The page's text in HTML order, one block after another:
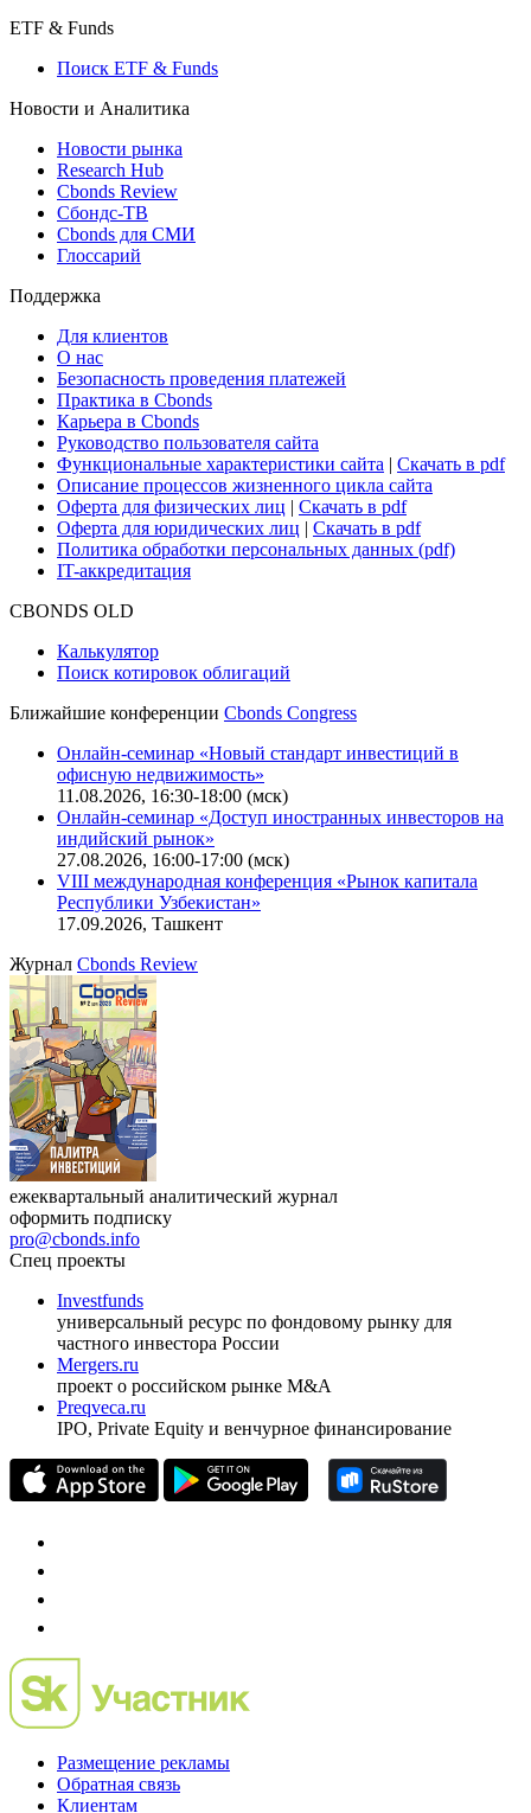
ETF & Funds
Поиск ETF & Funds
Новости и Аналитика
Новости рынка
Research Hub
Cbonds Review
Сбондс-ТВ
Cbonds для СМИ
Глоссарий
Поддержка
Для клиентов
О нас
Безопасность проведения платежей
Практика в Cbonds
Карьера в Cbonds
Руководство пользователя сайта
Функциональные характеристики сайта | Скачать в pdf
Описание процессов жизненного цикла сайта
Оферта для физических лиц | Скачать в pdf
Оферта для юридических лиц | Скачать в pdf
Политика обработки персональных данных (pdf)
IT-аккредитация
CBONDS OLD
Калькулятор
Поиск котировок облигаций
Ближайшие конференции Cbonds Congress
Онлайн-семинар «Новый стандарт инвестиций в
офисную недвижимость»
11.08.2026, 16:30-18:00 (мск)
Онлайн-семинар «Доступ иностранных инвесторов на
индийский рынок»
27.08.2026, 16:00-17:00 (мск)
VIII международная конференция «Рынок капитала
Республики Узбекистан»
17.09.2026, Ташкент
Журнал Cbonds Review
ежеквартальный аналитический журнал
оформить подписку
pro@cbonds.info
Спец проекты
Investfunds
универсальный ресурс по фондовому рынку для
частного инвестора России
Mergers.ru
проект о российском рынке M&A
Preqveca.ru
IPO, Private Equity и венчурное финансирование
Размещение рекламы
Обратная связь
Клиентам